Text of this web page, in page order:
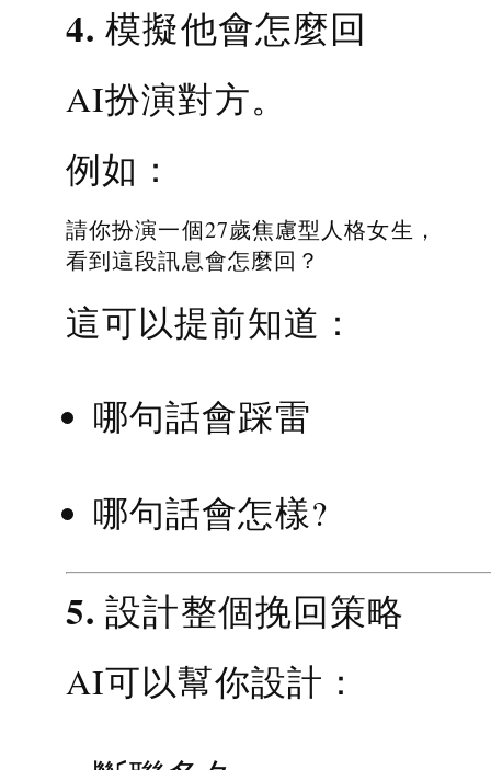
4. 模擬他會怎麼回
AI扮演對方。
例如：
請你扮演一個27歲焦慮型人格女生，
看到這段訊息會怎麼回？
這可以提前知道：
哪句話會踩雷
哪句話會怎樣?
5. 設計整個挽回策略
AI可以幫你設計：